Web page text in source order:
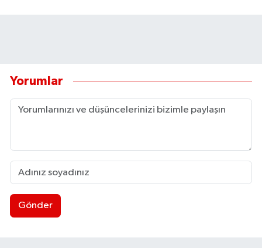
Yorumlar
Gönder